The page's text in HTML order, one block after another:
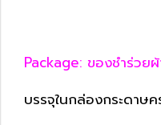
Package: ของชำร่วยผ้
บรรจุในกล่องกระดาษ